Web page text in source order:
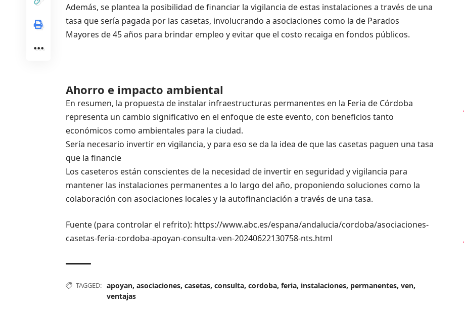
Además, se plantea la posibilidad de financiar la vigilancia de estas instalaciones a través de una
tasa que sería pagada por las casetas, involucrando a asociaciones como la de Parados
Mayores de 45 años para brindar empleo y evitar que el costo recaiga en fondos públicos.
Ahorro e impacto ambiental
En resumen, la propuesta de instalar infraestructuras permanentes en la Feria de Córdoba
representa un cambio significativo en el enfoque de este evento, con beneficios tanto
económicos como ambientales para la ciudad.
Sería necesario invertir en vigilancia, y para eso se da la idea de que las casetas paguen una tasa
que la financie
Los caseteros están conscientes de la necesidad de invertir en seguridad y vigilancia para
mantener las instalaciones permanentes a lo largo del año, proponiendo soluciones como la
colaboración con asociaciones locales y la autofinanciación a través de una tasa.
Fuente (para controlar el refrito): https://www.abc.es/espana/andalucia/cordoba/asociaciones-
casetas-feria-cordoba-apoyan-consulta-ven-20240622130758-nts.html
TAGGED: apoyan, asociaciones, casetas, consulta, cordoba, feria, instalaciones, permanentes, ven,
ventajas